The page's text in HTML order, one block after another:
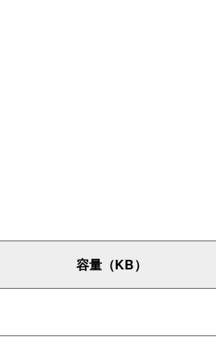
容量（KB）